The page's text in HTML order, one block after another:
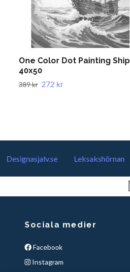
One Color Dot Painting Ship
40x50
389 kr 272 kr
Designasjalv.se Leksakshörnan
Sociala medier
Facebook
Instagram